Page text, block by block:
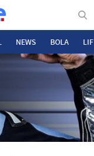
NEWS BOLA